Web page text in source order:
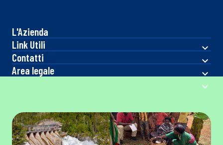
L'Azienda
Link Utili
Contatti
Area legale